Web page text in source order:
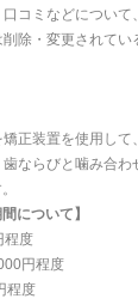
コミなどについ
除・変更されて
正装置を使用して
ならびと噛み合わ
について】
程度
円程度
程度